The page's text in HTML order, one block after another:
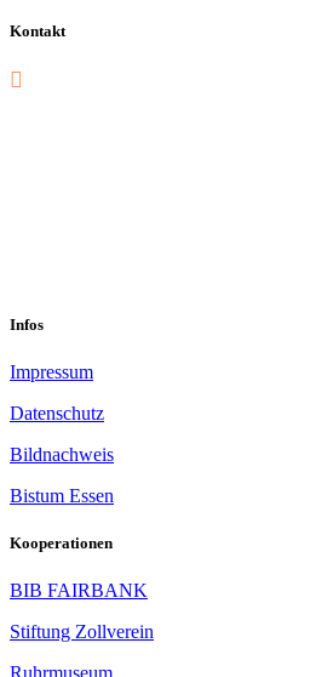
Kontakt
Infos
Impressum
Datenschutz
Bildnachweis
Bistum Essen
Kooperationen
BIB FAIRBANK
Stiftung Zollverein